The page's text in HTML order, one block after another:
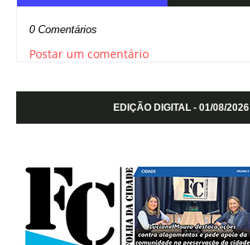
0 Comentários
Postar um comentário
EDIÇÃO DIGITAL - 01/08/2026